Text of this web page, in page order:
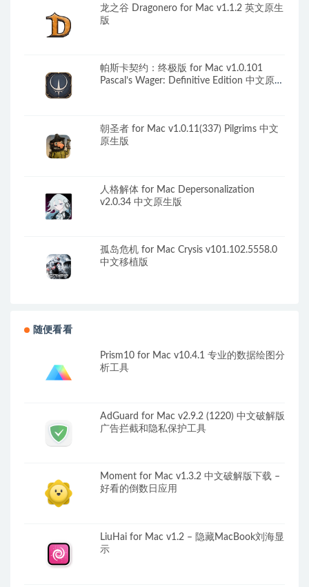
龙之谷 Dragonero for Mac v1.1.2 英文原生
版
帕斯卡契约：终极版 for Mac v1.0.101
Pascal’s Wager: Definitive Edition 中文原生
朝圣者 for Mac v1.0.11(337) Pilgrims 中文
原生版
人格解体 for Mac Depersonalization
v2.0.34 中文原生版
孤岛危机 for Mac Crysis v101.102.5558.0
中文移植版
随便看看
Prism10 for Mac v10.4.1 专业的数据绘图分
析工具
AdGuard for Mac v2.9.2 (1220) 中文破解版
广告拦截和隐私保护工具
Moment for Mac v1.3.2 中文破解版下载 –
好看的倒数日应用
LiuHai for Mac v1.2 – 隐藏MacBook刘海显
示￼